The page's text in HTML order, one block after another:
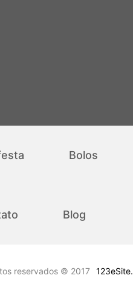
Bolos
Blog
reservados © 2017 123eSite.